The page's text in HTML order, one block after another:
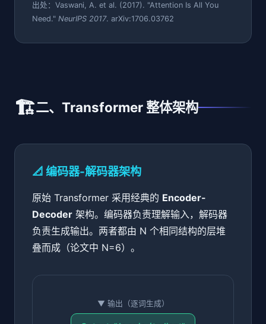
出处：Vaswani, A. et al. (2017). "Attention Is All You
Need." NeurIPS 2017. arXiv:1706.03762
🏗️二、Transformer 整体架构
📐 编码器-解码器架构
原始 Transformer 采用经典的 Encoder-
Decoder架构。编码器负责理解输入，解码器
负责生成输出。两者都由 N 个相同结构的层堆
叠而成（论文中 N=6）。
▼ 输出（逐词生成）